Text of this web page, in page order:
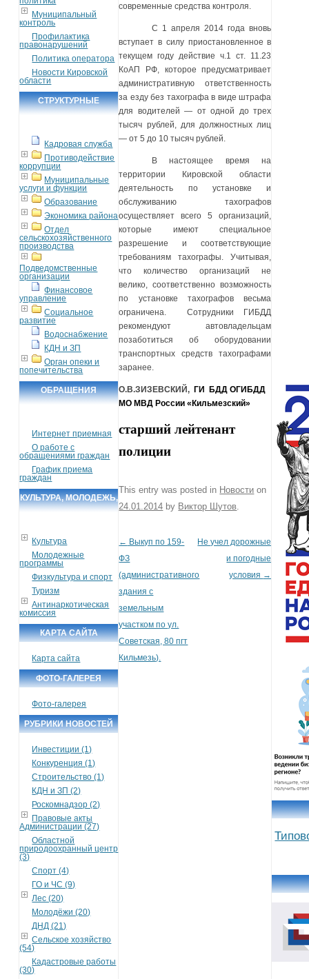
Муниципальный
контроль
Профилактика
правонарушений
Политика оператора
Новости Кировской
области
СТРУКТУРНЫЕ
Кадровая служба
Противодействие
коррупции
Муниципальные
услуги и функции
Образование
Экономика района
Отдел
сельскохозяйственного
производства
Подведомственные
организации
Финансовое
управление
Социальное
развитие
Водоснабжение
КДН и ЗП
Орган опеки и
попечительства
ОБРАЩЕНИЯ
Интернет приемная
О работе с
обращениями граждан
График приема
граждан
КУЛЬТУРА, МОЛОДЕЖЬ,
Культура
Молодежные
программы
Физкультура и спорт
Туризм
Антинаркотическая
комиссия
КАРТА САЙТА
Карта сайта
ФОТО-ГАЛЕРЕЯ
Фото-галерея
РУБРИКИ НОВОСТЕЙ
Инвестиции (1)
Конкуренция (1)
Строительство (1)
КДН и ЗП (2)
Роскомнадзор (2)
Правовые акты
Администрации (27)
Областной
природоохранный центр
(3)
Спорт (4)
ГО и ЧС (9)
Лес (20)
Молодёжи (20)
ДНД (21)
Сельское хозяйство
(54)
Кадастровые работы
(30)
современные средства контроля.
С 1 апреля 2014 года вновь
вступает в силу приостановленное в
текущем году действие ч.1 ст. 11.23
КоАП РФ, которое предусматривает
административную ответственность
за езду без тахографа в виде штрафа
для водителей — от одной до трех
тысяч рублей, для должностных лиц
— от 5 до 10 тысяч рублей.
В настоящее время на
территории Кировской области
деятельность по установке и
обслуживанию тахографов
осуществляет всего 5 организаций,
которые имеют специальное
разрешение и соответствующие
требованиям тахографы. Учитывая,
что количество организаций не
велико, соответственно возможность
по установке тахографов весьма
ограничена.
Сотрудники ГИБДД
рекомендуют автовладельцам
позаботиться об оборудовании
транспортных средств тахографами
заранее.
О.В.ЗИЗЕВСКИЙ, ГИ
БДД ОГИБДД
МО МВД России «Кильмезский»
старший лейтенант
полиции
This entry was posted in Новости on
24.01.2014 by Виктор Шутов
Post navigation
← Выкуп по 159-
ФЗ
(административного
здания с
земельным
участком по ул.
Советская, 80 пгт
Кильмезь).
Не учел дорожные
и погодные
условия →